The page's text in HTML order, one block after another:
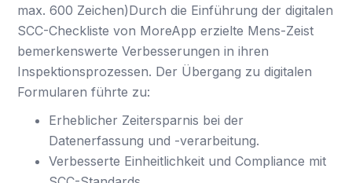
max. 600 Zeichen)Durch die Einführung der digitalen
SCC-Checkliste von MoreApp erzielte Mens-Zeist
bemerkenswerte Verbesserungen in ihren
Inspektionsprozessen. Der Übergang zu digitalen
Formularen führte zu:
Erheblicher Zeitersparnis bei der
Datenerfassung und -verarbeitung.
Verbesserte Einheitlichkeit und Compliance mit